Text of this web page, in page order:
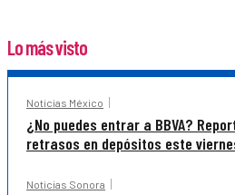
Lo más visto
Noticias México
¿No puedes entrar a BBVA?
retrasos en depósitos este
Noticias Sonora